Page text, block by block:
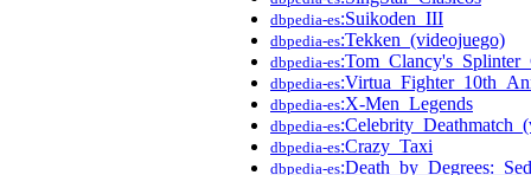
dbpedia-es:Suikoden_III
dbpedia-es:Tekken_(videojuego)
dbpedia-es
dbpedia-es
dbpedia-es:X-Men_Legends
dbpedia-es
dbpedia-es:Crazy_Taxi
dbpedia-es